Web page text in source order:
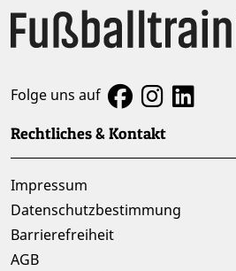
Folge uns auf
Rechtliches & Kontakt
Impressum
Datenschutzbestimmung
Barrierefreiheit
AGB